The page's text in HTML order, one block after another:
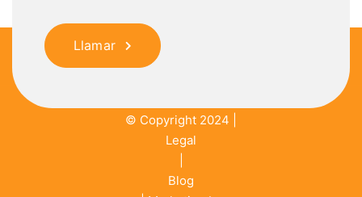
Llamar
© Copyright 2024 |
Legal
Blog